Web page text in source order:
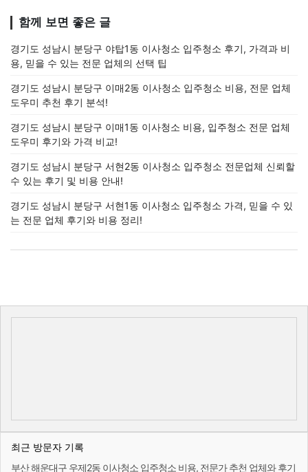
함께 보면 좋은 글
경기도 성남시 분당구 야탑1동 이사청소 입주청소 후기, 가격과 비
용, 믿을 수 있는 전문 업체의 선택 팁
경기도 성남시 분당구 이매2동 이사청소 입주청소 비용, 전문 업체
도우미 추천 후기 분석!
경기도 성남시 분당구 이매1동 이사청소 비용, 입주청소 전문 업체
도우미 후기와 가격 비교!
경기도 성남시 분당구 서현2동 이사청소 입주청소 전문업체 신뢰할
수 있는 후기 및 비용 안내!
경기도 성남시 분당구 서현1동 이사청소 입주청소 가격, 믿을 수 있
는 전문 업체 후기와 비용 정리!
최근 방문자 기록
부산 해운대구 우제2동 이사청소 입주청소 비용, 전문가 추천 업체와 후기